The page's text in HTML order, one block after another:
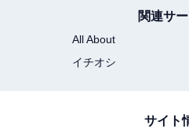
関連サ
All About
イチオシ
サイト